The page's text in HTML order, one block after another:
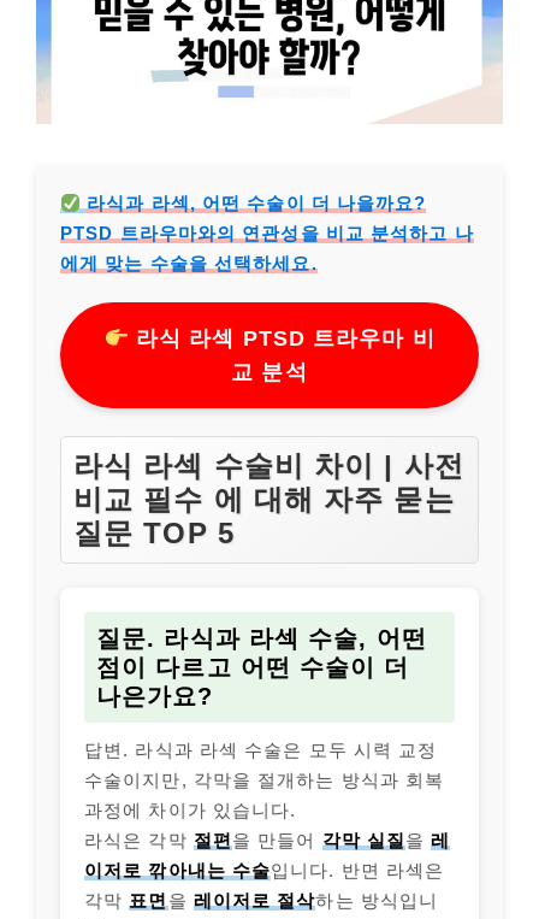
라식과 라섹, 어떤 수술이 더 나을까요?
PTSD 트라우마와의 연관성을 비교 분석하고 나
에게 맞는 수술을 선택하세요.
라식 라섹 PTSD 트라우마 비
교 분석
라식 라섹 수술비 차이 | 사전
비교 필수 에 대해 자주 묻는
질문 TOP 5
질문. 라식과 라섹 수술, 어떤
점이 다르고 어떤 수술이 더
나은가요?
답변. 라식과 라섹 수술은 모두 시력 교정
수술이지만, 각막을 절개하는 방식과 회복
과정에 차이가 있습니다.
라식은 각막 절편 을 만들어 각막 실질 을레
이저로 깎아내는 수술입니다. 반면 라섹은
각막 표면 을 레이저로 절삭하는 방식입니